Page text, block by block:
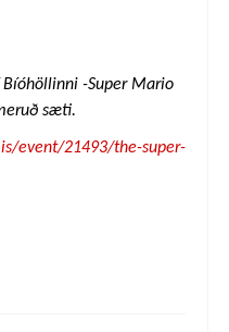
-Super Mario
sæti.
event/21493/the-super-